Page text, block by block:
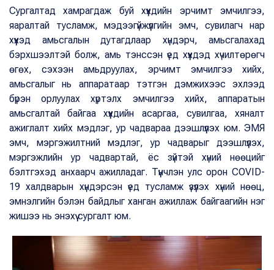
Сургалтад хамрагдаж буй хүүхдийн эрчимт эмчилгээ,
яаралтай тусламж, мэдээгүйжүүлгийн эмч, сувилагч нар
хүүхэд амьсгалын дутагдлаар хүндэрч, амьсгалахад
бэрхшээлтэй болж, амь тэнссэн үед хүүхдэд хүчилтөрөгч
өгөх, сэхээн амьдруулах, эрчимт эмчилгээ хийх,
амьсгалыг нь аппаратаар тэтгэн дэмжихээс эхлээд
бүрэн орлуулах хүртэлх эмчилгээ хийх, аппаратын
амьсгалтай байгаа хүүхдийн асаргаа, сувилгаа, хяналт
ажиглалт хийх мэдлэг, ур чадвараа дээшлүүлэх юм. ЭМЯ
эмч, мэргэжилтний мэдлэг, ур чадварыг дээшлүүлэх,
мэргэжлийн ур чадвартай, ёс зүйтэй хүний нөөцийг
бэлтгэхэд анхаарч ажилладаг. Түүнчлэн улс орон СOVID-
19 халдварын хүндэрсэн үед тусламж үзүүлэх хүний нөөц,
эмнэлгийн бэлэн байдлыг ханган ажиллаж байгаагийн нэг
жишээ нь энэхүү сургалт юм.